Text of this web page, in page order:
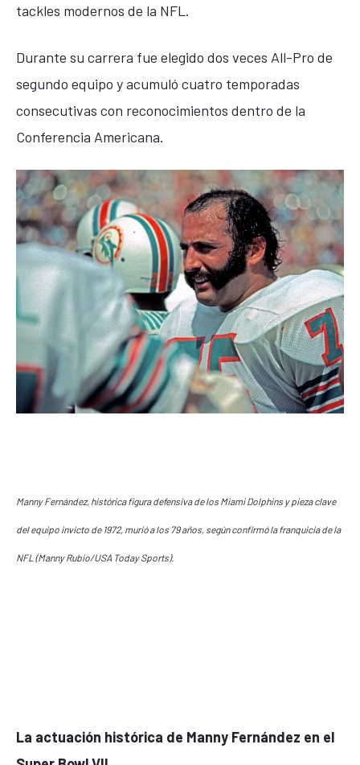
tackles modernos de la NFL.
Durante su carrera fue elegido dos veces All-Pro de
segundo equipo y acumuló cuatro temporadas
consecutivas con reconocimientos dentro de la
Conferencia Americana.
Manny Fernández, histórica figura defensiva de losMiami Dolphinsy pieza clave
del equipo invicto de 1972, murió a los 79 años, según confirmó la franquicia de la
NFL (Manny Rubio/USA Today Sports).
La actuación histórica de Manny Fernández en el